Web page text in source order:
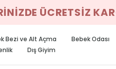
ÜCRETSİZ
Bezi ve Alt Açma Bebek Odası
Dış Giyim